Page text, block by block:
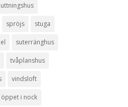
spröjs stuga
suterränghus
tvåplanshus
vindsloft
öppet i nock